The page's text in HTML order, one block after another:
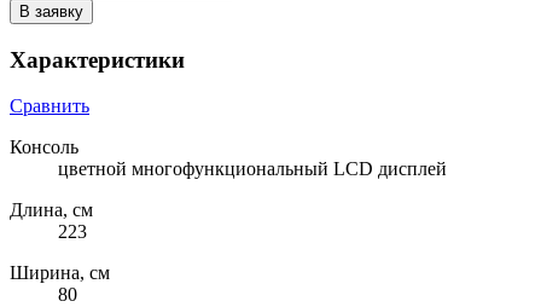
В заявку
Характеристики
Сравнить
Консоль
цветной многофункциональный LCD дисплей
Длина, см
223
Ширина, см
80